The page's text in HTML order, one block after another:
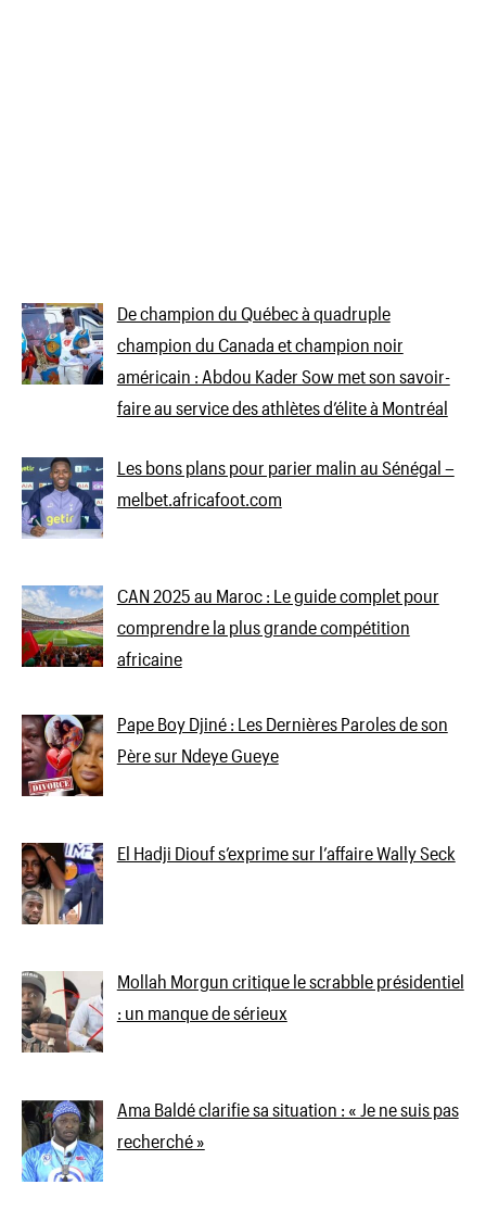
De champion du Québec à quadruple
champion du Canada et champion noir
américain : Abdou Kader Sow met son savoir-
faire au service des athlètes d’élite à Montréal
Les bons plans pour parier malin au Sénégal –
melbet.africafoot.com
CAN 2025 au Maroc : Le guide complet pour
comprendre la plus grande compétition
africaine
Pape Boy Djiné : Les Dernières Paroles de son
Père sur Ndeye Gueye
El Hadji Diouf s’exprime sur l’affaire Wally Seck
Mollah Morgun critique le scrabble présidentiel
: un manque de sérieux
Ama Baldé clarifie sa situation : « Je ne suis pas
recherché »